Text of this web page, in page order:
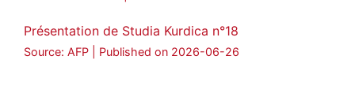
Présentation de Studia Kurdica n°18
Source: AFP Published on 2026-06-26